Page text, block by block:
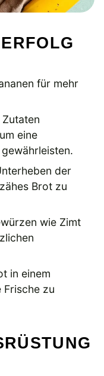
für mehr
Zutaten
eine
der
Brot zu
wie Zimt
in einem
Frische zu